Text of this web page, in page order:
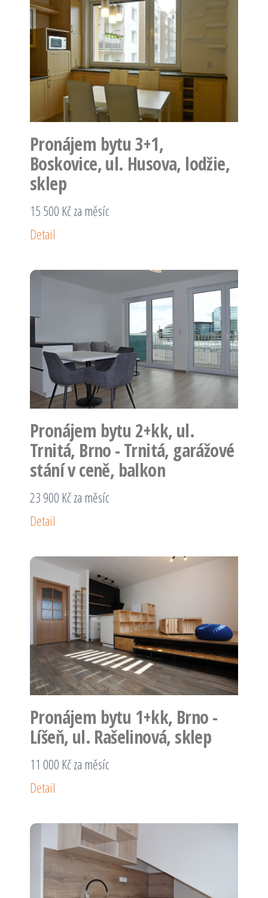
Pronájem bytu 3+1,
Boskovice, ul. Husova, lodžie,
sklep
15 500 Kč za měsíc
Detail
Pronájem bytu 2+kk, ul.
Trnitá, Brno - Trnitá, garážové
stání v ceně, balkon
23 900 Kč za měsíc
Detail
Pronájem bytu 1+kk, Brno -
Líšeň, ul. Rašelinová, sklep
11 000 Kč za měsíc
Detail